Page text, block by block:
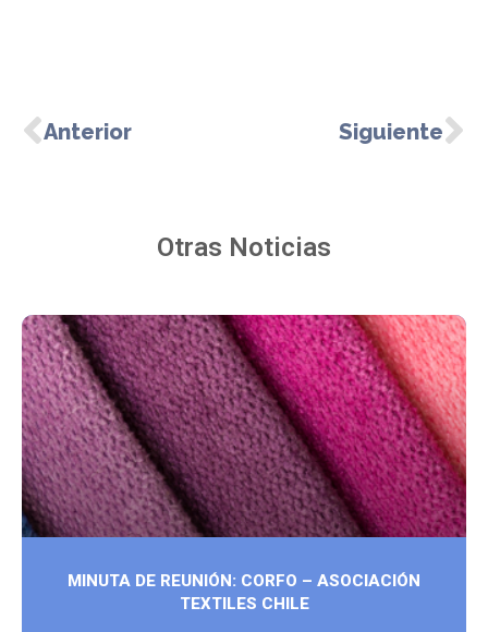
Anterior Siguiente
Otras Noticias
MINUTA DE REUNIÓN: CORFO – ASOCIACIÓN
TEXTILES CHILE